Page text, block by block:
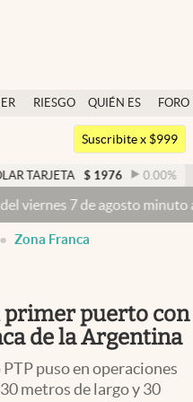
RIESGO
QUIÉN ES
QUIÉN
FORO
Argentina
México
Suscribite x $999
$ 1976 0.00% DÓLAR
de agosto minuto a minuto
Zona Franca
primer puerto con
de la Argentina
puso en operaciones
metros de largo y 30